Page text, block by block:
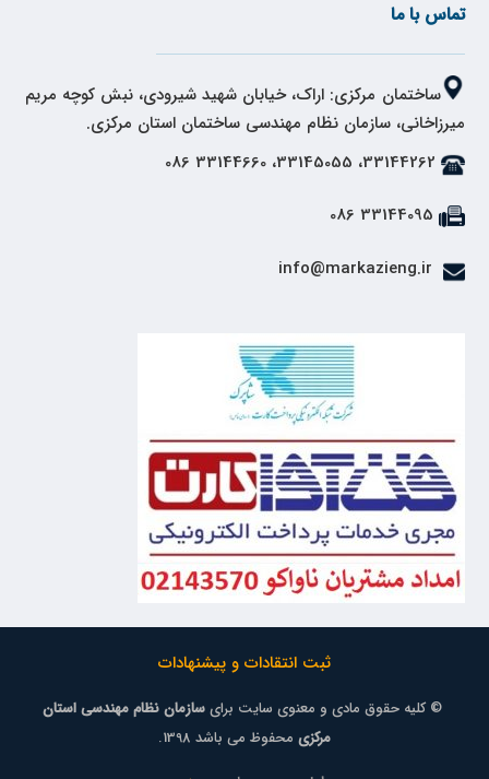
تماس با ما
ساختمان مرکزی: اراک، خیابان شهید شیرودی، نبش کوچه مریم
میرزاخانی، سازمان نظام مهندسی ساختمان استان مرکزی.
33144262، 33145055، 33144660 086
33144095 086
ثبت انتقادات و پیشنهادات
© کلیه حقوق مادی و معنوی سایت برایسازمان نظام مهندسی استان
مرکزی محفوظ می باشد 1398.